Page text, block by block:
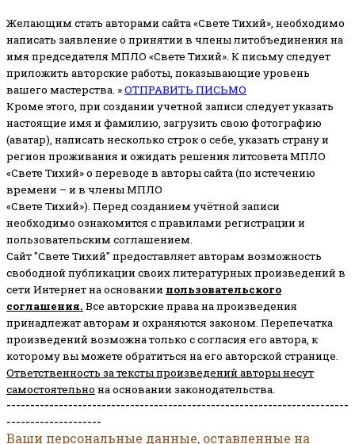
Желающим стать авторами сайта «Свете Тихий», необходимо
написать заявление о принятии в члены литобъединения на
имя председателя МПЛО «Свете Тихий». К письму следует
приложить авторские работы, показывающие уровень
вашего мастерства. »ОТПРАВИТЬ ПИСЬМО
Кроме этого, при создании учетной записи следует указать
настоящие имя и фамилию, загрузить свою фотографию
(аватар), написать несколько строк о себе, указать страну и
регион проживания и ожидать решения литсовета МПЛО
«Свете Тихий» о переводе в авторы сайта (по истечению
времени – и в члены МПЛО
«Свете Тихий»). Перед созданием учётной записи
необходимо ознакомится с правилами регистрации и
пользовательским соглашением.
Сайт "Свете Тихий" предоставляет авторам возможность
свободной публикации своих литературных произведений в
сети Интернет на основании пользовательского
соглашения. Все авторские права на произведения
принадлежат авторам и охраняются законом. Перепечатка
произведений возможна только с согласия его автора, к
которому вы можете обратиться на его авторской странице.
Ответственность за тексты произведений авторы несут
самостоятельно на основании законодательства.
------------------------------------------------------------------------
--------------------
Ваши персональные данные, оставленные на